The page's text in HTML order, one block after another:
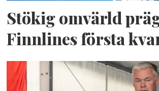
Stökig omvärld
Finnlines första